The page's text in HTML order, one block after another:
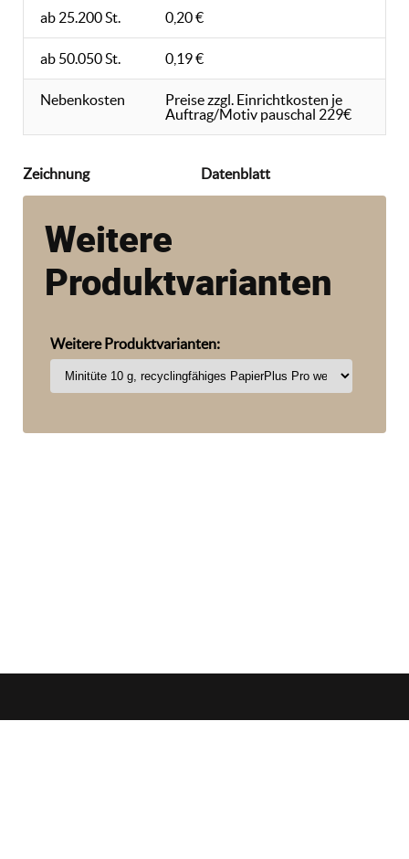
ab 25.200 St. 0,20 €
ab 50.050 St. 0,19 €
Nebenkosten
Preise zzgl. Einrichtkosten je
Auftrag/Motiv pauschal 229€
Zeichnung Datenblatt
Weitere
Produktvarianten
Weitere Produktvarianten: